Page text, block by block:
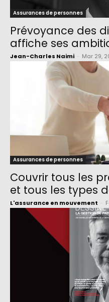
Assurances de personnes
Prévoyance des
affiche ses
Jean-Charles Naimi Mar 29,
Assurances de personnes
Couvrir tous les
et tous les types
L'assurance en mouvement